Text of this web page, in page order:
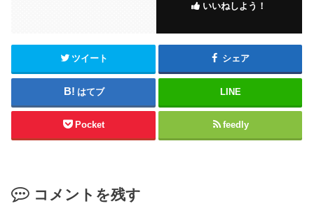
いいねしよう！
ツイート シェア
はてブ LINE
Pocket feedly
コメントを残す